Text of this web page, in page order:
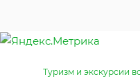
Туризм и экскурсии